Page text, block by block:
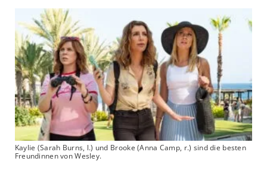
Kaylie (Sarah Burns, l.) und Brooke (Anna Camp, r.) sind die besten
Freundinnen von Wesley.